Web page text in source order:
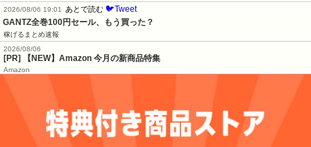
2026/08/06 19:01
あとで読む 🐦Tweet
GANTZ全巻100円セール、もう買った？
稼げるまとめ速報
2026/08/06
[PR] 【NEW】Amazon 今月の新商品特集
Amazon